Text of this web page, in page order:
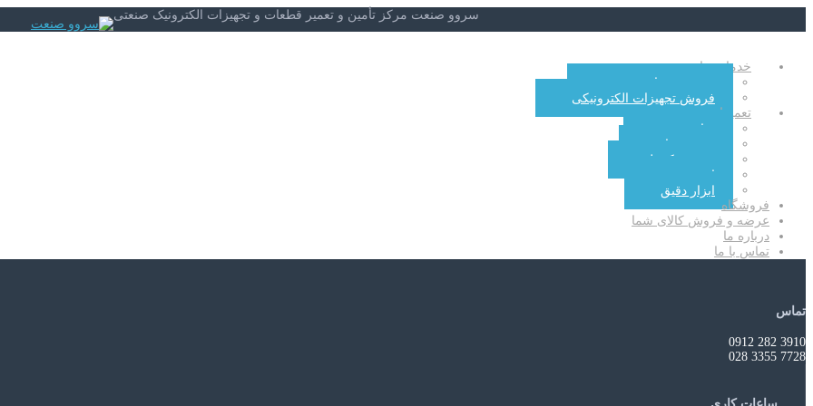
سروو صنعت مرکز تأمین و تعمیر قطعات و تجهیزات الکترونیک صنعتی
خدمات ما
خرید تجهیزات صنعتی
فروش تجهیزات الکترونیکی
تعمیرات
منابع تغذیه
سروو درایو
سیستم کنترل
اینورتر
ابزار دقیق
فروشگاه
عرضه و فروش کالای شما
درباره ما
تماس با ما
تماس
3910 282 0912
7728 3355 028